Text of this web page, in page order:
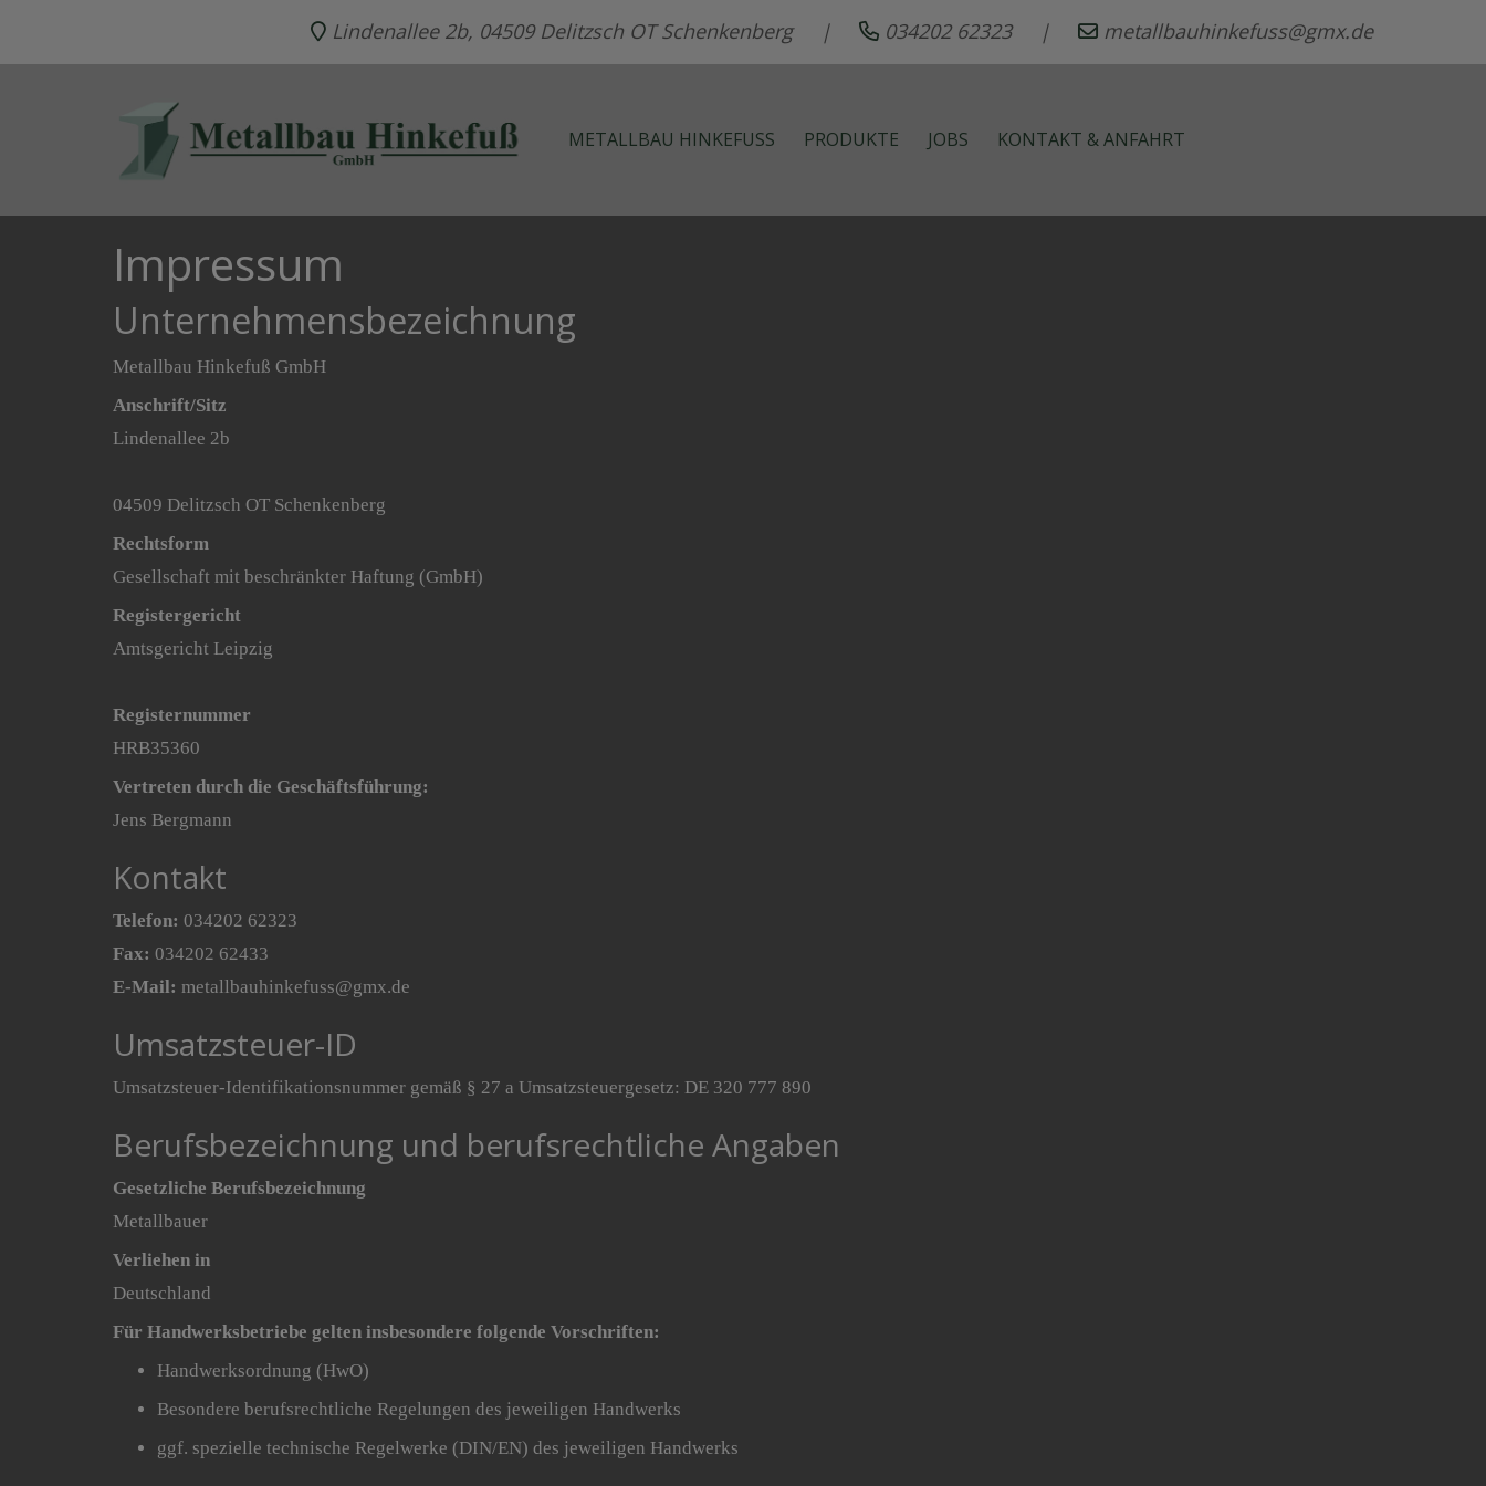
Lindenallee 2b, 04509 Delitzsch OT Schenkenberg | 034202 62323 | metallbauhinkefuss@gmx.de
METALLBAU HINKEFUSS PRODUKTE JOBS KONTAKT & ANFAHRT
Impressum
Unternehmensbezeichnung
Metallbau Hinkefuß GmbH
Anschrift/Sitz
Lindenallee 2b
04509 Delitzsch OT Schenkenberg
Rechtsform
Gesellschaft mit beschränkter Haftung (GmbH)
Registergericht
Amtsgericht Leipzig
Registernummer
HRB35360
Vertreten durch die Geschäftsführung:
Jens Bergmann
Kontakt
Telefon: 034202 62323
Fax: 034202 62433
E-Mail: metallbauhinkefuss@gmx.de
Umsatzsteuer-ID
Umsatzsteuer-Identifikationsnummer gemäß § 27 a Umsatzsteuergesetz: DE 320 777 890
Berufsbezeichnung und berufsrechtliche Angaben
Gesetzliche Berufsbezeichnung
Metallbauer
Verliehen in
Deutschland
Für Handwerksbetriebe gelten insbesondere folgende Vorschriften:
Handwerksordnung (HwO)
Besondere berufsrechtliche Regelungen des jeweiligen Handwerks
ggf. spezielle technische Regelwerke (DIN/EN) des jeweiligen Handwerks